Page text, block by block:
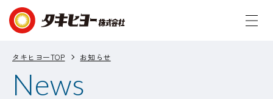
タキヒヨーTOP お知らせ
News